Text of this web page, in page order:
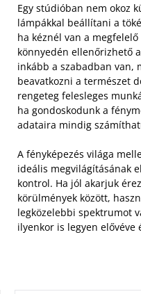
Egy stúdióban nem okoz
lámpákkal beállítani a
ha kéznél van a
könnyedén ellenőrizhető
inkább a szabadban van,
beavatkozni a természet
rengeteg felesleges
ha gondoskodunk a
adataira mindig
A fényképezés világa
ideális megvilágításának
kontrol. Ha jól akarjuk
körülmények között,
legközelebbi spektrumot
ilyenkor is legyen elővéve